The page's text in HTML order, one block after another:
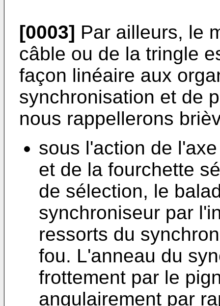
[0003] Par ailleurs, le
câble ou de la tringle
façon linéaire aux
synchronisation et de
nous rappellerons
sous l'action de
et de la fourchette
de sélection, le
synchroniseur par
ressorts du
fou. L'anneau du
frottement par le
angulairement par